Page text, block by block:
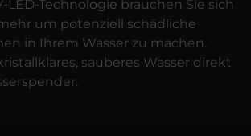
LED-Technologie brauchen Sie sich
um potenziell schädliche
in Ihrem Wasser zu machen.
sauberes Wasser direkt